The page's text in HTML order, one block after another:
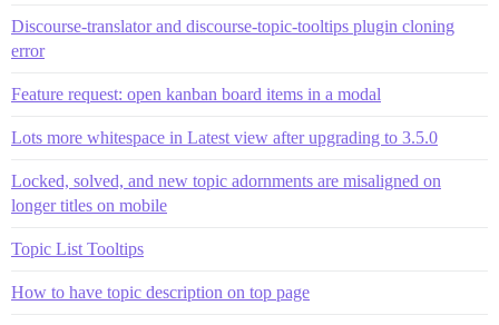
Discourse-translator and discourse-topic-tooltips plugin cloning
error
Feature request: open kanban board items in a modal
Lots more whitespace in Latest view after upgrading to 3.5.0
Locked, solved, and new topic adornments are misaligned on
longer titles on mobile
Topic List Tooltips
How to have topic description on top page